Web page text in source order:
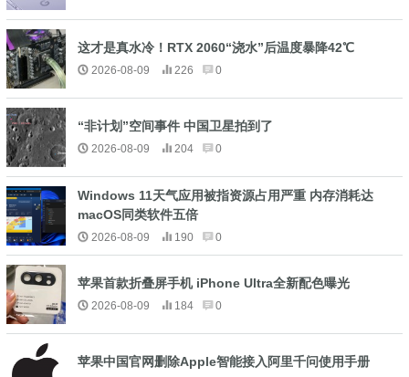
这才是真水冷！RTX 2060“浇水”后温度暴降42℃
2026-08-09 226 0
“非计划”空间事件 中国卫星拍到了
2026-08-09 204 0
Windows 11天气应用被指资源占用严重 内存消耗达
macOS同类软件五倍
2026-08-09 190 0
苹果首款折叠屏手机 iPhone Ultra全新配色曝光
2026-08-09 184 0
苹果中国官网删除Apple智能接入阿里千问使用手册